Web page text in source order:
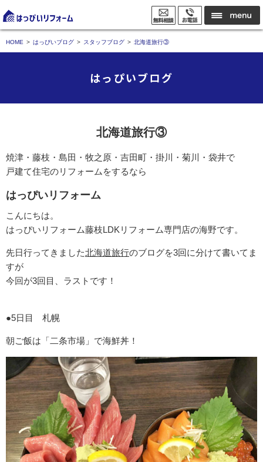
HOME はっぴいブログ スタッフブログ 北海道旅行③
はっぴいブログ
北海道旅行③
焼津・藤枝・島田・牧之原・吉田町・掛川・菊川・袋井で
戸建て住宅のリフォームをするなら
はっぴいリフォーム
こんにちは。
はっぴいリフォーム藤枝LDKリフォーム専門店の海野です。
先日行ってきました北海道旅行のブログを3回に分けて書いてま
すが
今回が3回目、ラストです！
●5日目 札幌
朝ご飯は「二条市場」で海鮮丼！